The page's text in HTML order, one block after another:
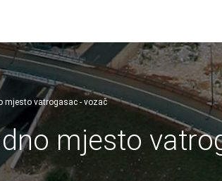
mjesto vatrogasac - vozač
mjesto